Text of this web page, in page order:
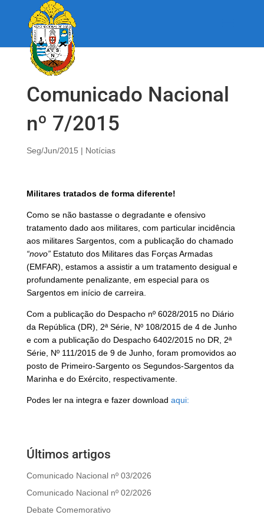
Comunicado Nacional
nº 7/2015
Seg/Jun/2015 | Notícias
Militares tratados de forma diferente!
Como se não bastasse o degradante e ofensivo
tratamento dado aos militares, com particular incidência
aos militares Sargentos, com a publicação do chamado
“novo” Estatuto dos Militares das Forças Armadas
(EMFAR), estamos a assistir a um tratamento desigual e
profundamente penalizante, em especial para os
Sargentos em início de carreira.
Com a publicação do Despacho nº 6028/2015 no Diário
da República (DR), 2ª Série, Nº 108/2015 de 4 de Junho
e com a publicação do Despacho 6402/2015 no DR, 2ª
Série, Nº 111/2015 de 9 de Junho, foram promovidos ao
posto de Primeiro-Sargento os Segundos-Sargentos da
Marinha e do Exército, respectivamente.
Podes ler na integra e fazer download aqui:
Últimos artigos
Comunicado Nacional nº 03/2026
Comunicado Nacional nº 02/2026
Debate Comemorativo